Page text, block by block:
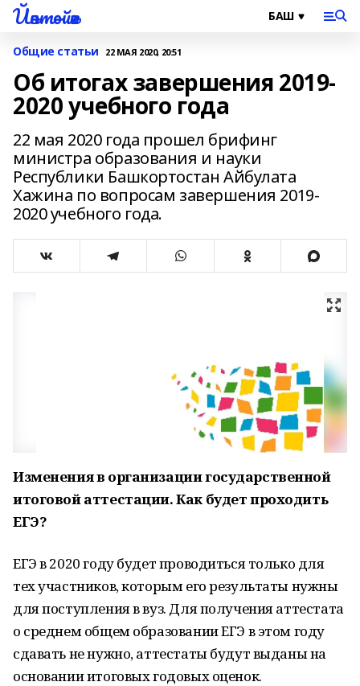
Йәнтөйәк
Общие статьи 22 МАЯ 2020, 20:51
Об итогах завершения 2019-
2020 учебного года
22 мая 2020 года прошел брифинг
министра образования и науки
Республики Башкортостан Айбулата
Хажина по вопросам завершения 2019-
2020 учебного года.
Изменения в организации государственной
итоговой аттестации. Как будет проходить
ЕГЭ?
ЕГЭ в 2020 году будет проводиться только для
тех участников, которым его результаты нужны
для поступления в вуз. Для получения аттестата
о среднем общем образовании ЕГЭ в этом году
сдавать не нужно, аттестаты будут выданы на
основании итоговых годовых оценок.